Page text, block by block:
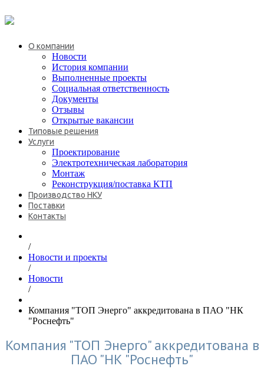
О компании
Новости
История компании
Выполненные проекты
Социальная ответственность
Документы
Отзывы
Открытые вакансии
Типовые решения
Услуги
Проектирование
Электротехническая лаборатория
Монтаж
Реконструкция/поставка КТП
Производство НКУ
Поставки
Контакты
/
Новости и проекты
/
Новости
/
Компания "ТОП Энерго" аккредитована в ПАО "НК
"Роснефть"
Компания "ТОП Энерго" аккредитована в
ПАО "НК "Роснефть"